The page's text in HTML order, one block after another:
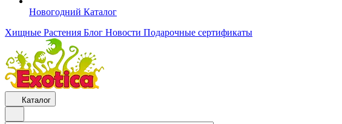
Новогодний Каталог
Хищные Растения Блог Новости Подарочные сертификаты
Каталог